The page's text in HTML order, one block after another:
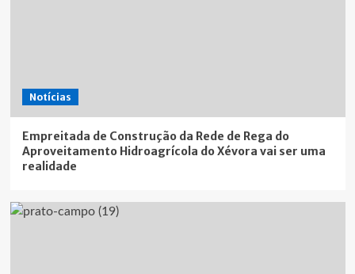
Notícias
Empreitada de Construção da Rede de Rega do
Aproveitamento Hidroagrícola do Xévora vai ser uma
realidade